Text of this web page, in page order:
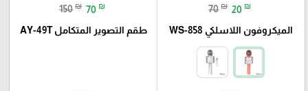
70 ₪ 20 ₪
الميكروفون اللاسلكي WS-858
150 ₪ 70 ₪
طقم التصوير المتكامل AY-49T